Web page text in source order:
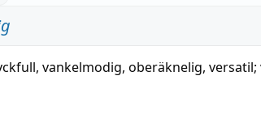
, vankelmodig, oberäknelig, versatil;